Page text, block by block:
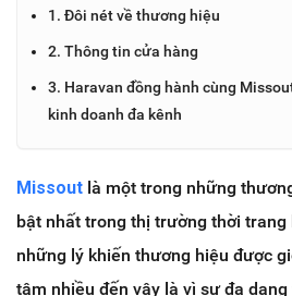
1. Đôi nét về thương hiệu
2. Thông tin cửa hàng
3. Haravan đồng hành cùng
kinh doanh đa kênh
Missout là một trong những
bật nhất trong thị trường thời trang
những lý khiến thương hiệu được
tâm nhiều đến vậy là vì sự đa